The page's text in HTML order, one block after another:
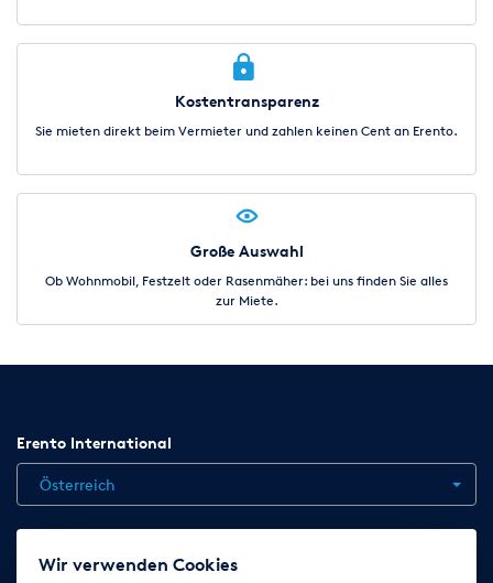
Kostentransparenz
Sie mieten direkt beim Vermieter und zahlen keinen Cent an Erento.
Große Auswahl
Ob Wohnmobil, Festzelt oder Rasenmäher: bei uns finden Sie alles
zur Miete.
Erento International
Österreich
Jobs Kontakt News
Wir verwenden Cookies